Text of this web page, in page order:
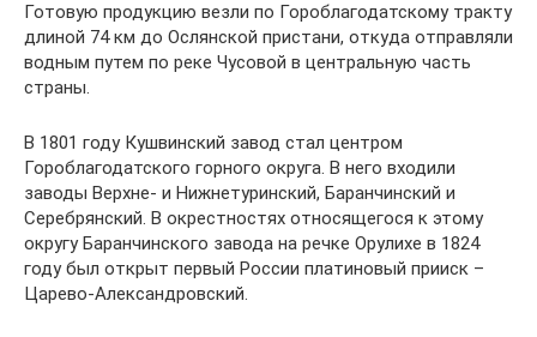
Готовую продукцию везли по Гороблагодатскому тракту
длиной 74 км до Ослянской пристани, откуда отправляли
водным путем по реке Чусовой в центральную часть
страны.
В 1801 году Кушвинский завод стал центром
Гороблагодатского горного округа. В него входили
заводы Верхне- и Нижнетуринский, Баранчинский и
Серебрянский. В окрестностях относящегося к этому
округу Баранчинского завода на речке Орулихе в 1824
году был открыт первый России платиновый прииск –
Царево-Александровский.